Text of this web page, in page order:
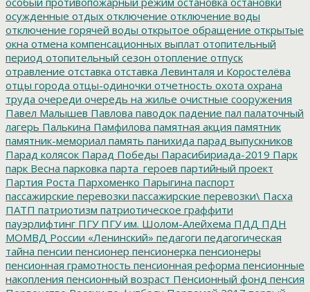
осужденные отдых отключение отключение воды
отключение горячей воды открытое обращение открытые
окна отмена компенсационных выплат отопительный
период отопительный сезон отопление отпуск
отравление отставка отставка Левинталя и Коростелёва
отцы города отцы-одиночки отчетность охота охрана
труда очереди очередь на жилье очистные сооружения
Павел Малышев Павлова паводок падение пал палаточный
лагерь Палькина Памфилова памятная акция памятник
памятник-мемориал память панихида парад выпускников
Парад колясок Парад Победы Парасибириада-2019 Парк
парк Весна парковка парта_героев партийный проект
Партия Роста Пархоменко Парыгина паспорт
пассажирские перевозки пассажирские перевозки\ Пасха
ПАТП патриотизм патриотическое граффити
пауэрлифтинг ПГУПГУ им. Шолом-Алейхема ПДД ПДН
МОМВД России «Ленинский» педагоги педагогическая
тайна пенсии пенсионер пенсионерка пенсионеры
пенсионная грамотность пенсионная реформа пенсионные
накопления пенсионный возраст Пенсионный фонд пенсия